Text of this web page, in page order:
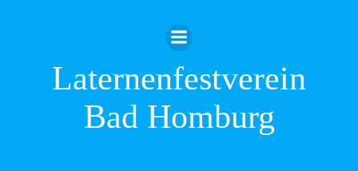
Inhalt
springen
Laternenfestverein
Bad Homburg